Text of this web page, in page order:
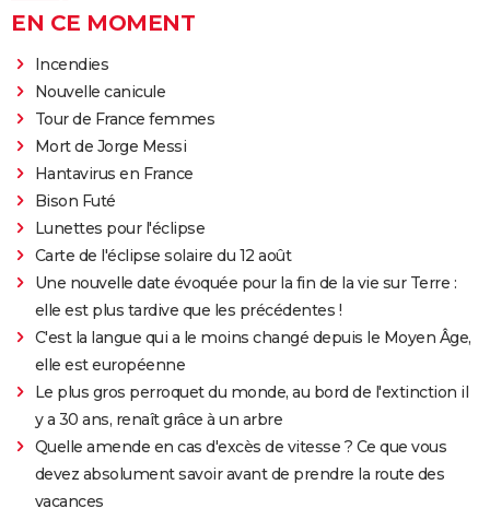
EN CE MOMENT
Incendies
Nouvelle canicule
Tour de France femmes
Mort de Jorge Messi
Hantavirus en France
Bison Futé
Lunettes pour l'éclipse
Carte de l'éclipse solaire du 12 août
Une nouvelle date évoquée pour la fin de la vie sur Terre :
elle est plus tardive que les précédentes !
C'est la langue qui a le moins changé depuis le Moyen Âge,
elle est européenne
Le plus gros perroquet du monde, au bord de l'extinction il
y a 30 ans, renaît grâce à un arbre
Quelle amende en cas d'excès de vitesse ? Ce que vous
devez absolument savoir avant de prendre la route des
vacances